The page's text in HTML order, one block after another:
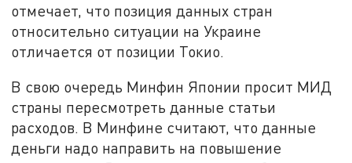
отмечает, что позиция данных стран
относительно ситуации на Украине
отличается от позиции Токио.
В свою очередь Минфин Японии просит МИД
страны пересмотреть данные статьи
расходов. В Минфине считают, что данные
деньги надо направить на повышение